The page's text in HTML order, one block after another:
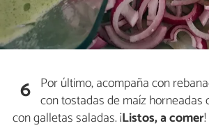
6 Por último, acompaña con
con tostadas de maíz horneadas
con galletas saladas. ¡Listos, a comer!